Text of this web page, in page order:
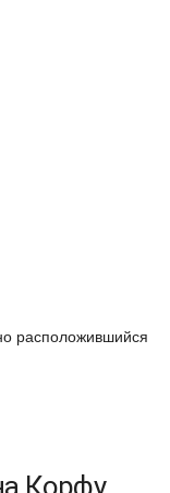
расположившийся
Корфу,